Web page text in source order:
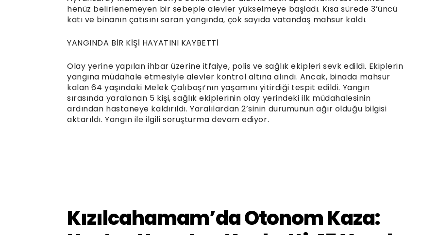
henüz belirlenemeyen bir sebeple alevler yükselmeye başladı. Kısa sürede 3’üncü
katı ve binanın çatısını saran yangında, çok sayıda vatandaş mahsur kaldı.
YANGINDA BİR KİŞİ HAYATINI KAYBETTİ
Olay yerine yapılan ihbar üzerine itfaiye, polis ve sağlık ekipleri sevk edildi. Ekiplerin
yangına müdahale etmesiyle alevler kontrol altına alındı. Ancak, binada mahsur
kalan 64 yaşındaki Melek Çalıbaşı’nın yaşamını yitirdiği tespit edildi. Yangın
sırasında yaralanan 5 kişi, sağlık ekiplerinin olay yerindeki ilk müdahalesinin
ardından hastaneye kaldırıldı. Yaralılardan 2’sinin durumunun ağır olduğu bilgisi
aktarıldı. Yangın ile ilgili soruşturma devam ediyor.